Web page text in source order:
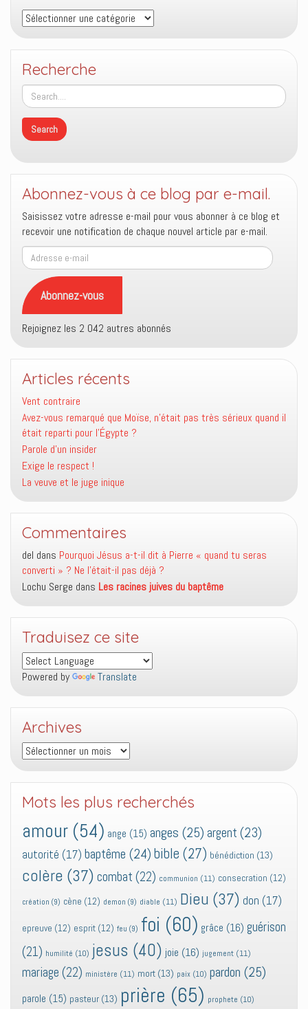
Thèmes
Recherche
Abonnez-vous à ce blog par e-mail.
Saisissez votre adresse e-mail pour vous abonner à ce blog et
recevoir une notification de chaque nouvel article par e-mail.
Adresse
e-
mail
Abonnez-vous
Rejoignez les 2 042 autres abonnés
Articles récents
Vent contraire
Avez-vous remarqué que Moïse, n’était pas très sérieux quand il
était reparti pour l’Égypte ?
Parole d’un insider
Exige le respect !
La veuve et le juge inique
Commentaires
del dans Pourquoi Jésus a-t-il dit à Pierre « quand tu seras
converti » ? Ne l’était-il pas déjà ?
Lochu Serge dans Les racines juives du baptême
Traduisez ce site
Powered by Translate
Archives
Archives
Mots les plus recherchés
amour (54) ange (15) anges (25) argent (23)
autorité (17) baptême (24) bible (27) bénédiction (13)
colère (37) combat (22) communion (11) consecration (12)
création (9) cène (12) demon (9) diable (11) Dieu (37) don (17)
epreuve (12) esprit (12) feu (9) foi (60) grâce (16) guérison
(21) humilité (10) jesus (40) joie (16) jugement (11)
mariage (22) ministère (11) mort (13) paix (10) pardon (25)
parole (15) pasteur (13) prière (65) prophete (10)